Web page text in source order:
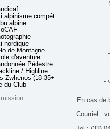
alpinisme compét.
alpine
nordique
de Montagne
d'aventure
Pédestre
/ Highline
Zwhenos (18-35+ ans)
du Club
-
-
En cas de
Courriel :